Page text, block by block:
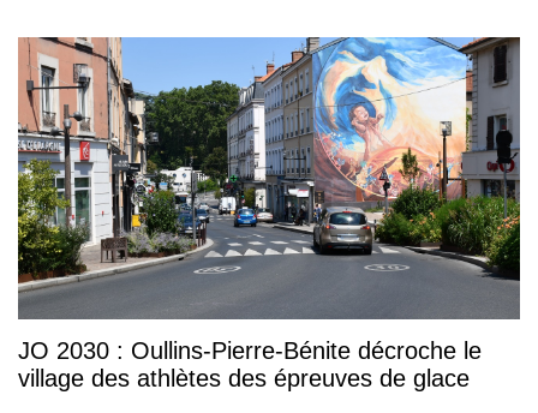
JO 2030 : Oullins-Pierre-Bénite décroche le
village des athlètes des épreuves de glace